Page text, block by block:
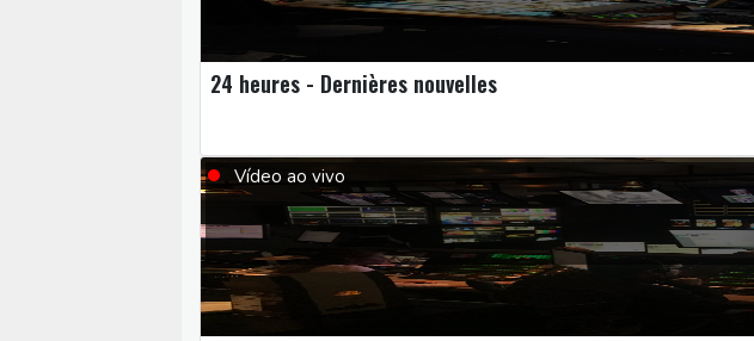
24 heures - Dernières nouvelles
Vídeo ao vivo